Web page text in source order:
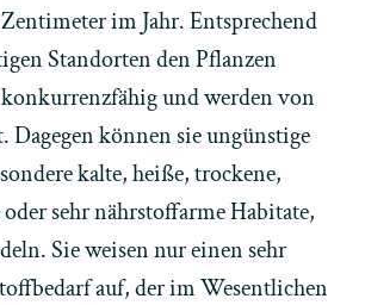
im Jahr. Entsprechend
Standorten den Pflanzen
und werden von
Dagegen können sie ungünstige
kalte, heiße, trockene,
sehr nährstoffarme Habitate,
Sie weisen nur einen sehr
auf, der im Wesentlichen